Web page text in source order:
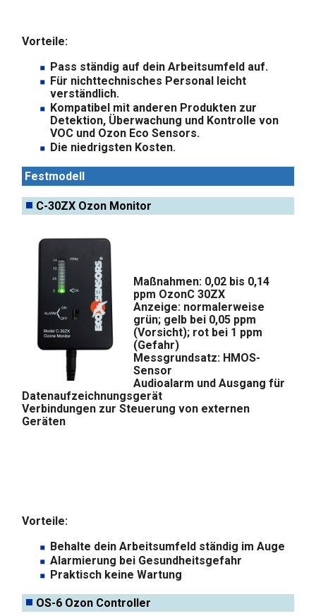
Vorteile:
Pass ständig auf dein Arbeitsumfeld auf.
Für nichttechnisches Personal leicht
verständlich.
Kompatibel mit anderen Produkten zur
Detektion, Überwachung und Kontrolle von
VOC und Ozon Eco Sensors.
Die niedrigsten Kosten.
Festmodell
C-30ZX Ozon Monitor
Maßnahmen: 0,02 bis 0,14
ppm OzonC 30ZX
Anzeige: normalerweise
grün; gelb bei 0,05 ppm
(Vorsicht); rot bei 1 ppm
(Gefahr)
Messgrundsatz: HMOS-
Sensor
Audioalarm und Ausgang für
Datenaufzeichnungsgerät
Verbindungen zur Steuerung von externen
Geräten
Vorteile:
Behalte dein Arbeitsumfeld ständig im Auge
Alarmierung bei Gesundheitsgefahr
Praktisch keine Wartung
OS-6 Ozon Controller